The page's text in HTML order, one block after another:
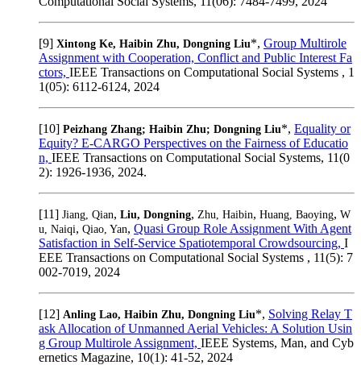
[9] Xintong Ke, Haibin Zhu, Dongning Liu*, Group Multirole
Assignment with Cooperation, Conflict and Public Interest Fa
ctors, IEEE Transactions on Computational Social Systems , 1
1(05): 6112-6124, 2024
[10] Peizhang Zhang; Haibin Zhu; Dongning Liu*, Equality or
Equity? E-CARGO Perspectives on the Fairness of Educatio
n, IEEE Transactions on Computational Social Systems, 11(0
2): 1926-1936, 2024.
[11] Jiang, Qian, Liu, Dongning, Zhu, Haibin, Huang, Baoying, W
u, Naiqi, Qiao, Yan, Quasi Group Role Assignment With Agent
Satisfaction in Self-Service Spatiotemporal Crowdsourcing, I
EEE Transactions on Computational Social Systems , 11(5): 7
002-7019, 2024
[12] Anling Lao, Haibin Zhu, Dongning Liu*, Solving Relay T
ask Allocation of Unmanned Aerial Vehicles: A Solution Usin
g Group Multirole Assignment, IEEE Systems, Man, and Cyb
ernetics Magazine, 10(1): 41-52, 2024